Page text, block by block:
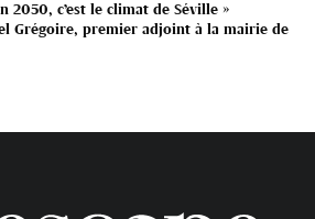
2050, c’est le climat de Séville »
Grégoire, premier adjoint à la mairie de